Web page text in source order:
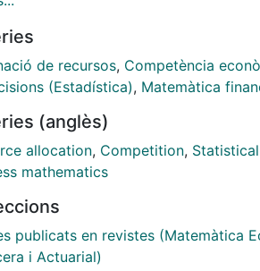
sufficient when each sector of the
has two agents. Unlike the two-
the extended cores of all the -
Neumann-Morgenstern stable set.
de recursos, Competència
(Estadística), Matemàtica
(anglès)
allocation, Competition,
mathematics
publicats en revistes (Matemàtica
i Actuarial)